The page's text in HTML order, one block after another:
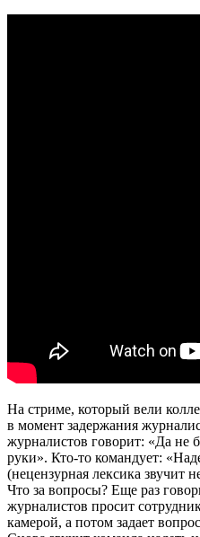
На стриме, который вели
в момент задержания
журналистов говорит: «Да не
руки». Кто-то командует:
(нецензурная лексика
Что за вопросы? Еще раз
журналистов просит
камерой, а потом задает